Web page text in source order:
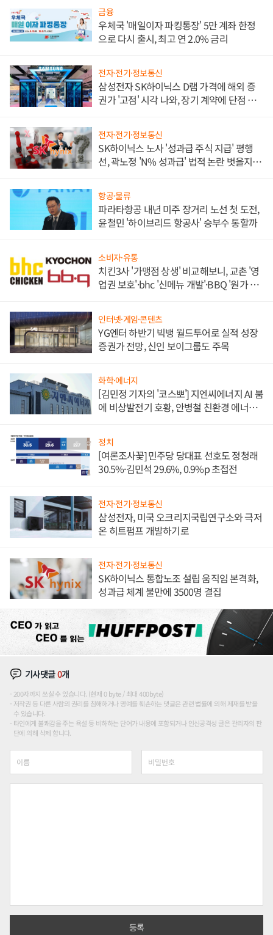
금융
우체국 '매일이자 파킹통장' 5만 계좌 한정
으로 다시 출시, 최고 연 2.0% 금리
전자·전기·정보통신
삼성전자 SK하이닉스 D램 가격에 해외 증
권가 '고점' 시각 나와, 장기 계약에 단점 부
전자·전기·정보통신
SK하이닉스 노사 '성과급 주식 지급' 평행
선, 곽노정 'N% 성과급' 법적 논란 벗을지 주
항공·물류
파라타항공 내년 미주 장거리 노선 첫 도전,
윤철민 '하이브리드 항공사' 승부수 통할까
소비자·유통
치킨3사 '가맹점 상생' 비교해보니, 교촌 '영
업권 보호'·bhc '신메뉴 개발'·BBQ '원가 부
인터넷·게임·콘텐츠
YG엔터 하반기 빅뱅 월드투어로 실적 성장
증권가 전망, 신인 보이그룹도 주목
화학·에너지
[김민정 기자의 '코스뽀'] 지엔씨에너지 AI 붐
에 비상발전기 호황, 안병철 친환경 에너지
정치
[여론조사꽃] 민주당 당대표 선호도 정청래
30.5%·김민석 29.6%, 0.9%p 초접전
전자·전기·정보통신
삼성전자, 미국 오크리지국립연구소와 극저
온 히트펌프 개발하기로
전자·전기·정보통신
SK하이닉스 통합노조 설립 움직임 본격화,
성과급 체계 불만에 3500명 결집
기사댓글0개
200자까지 쓰실 수 있습니다. (현재 0 byte / 최대 400byte)
저작권 등 다른 사람의 권리를 침해하거나 명예를 훼손하는 댓글은 관련 법률에 의해 제재를 받을
수 있습니다.
타인에게 불쾌감을 주는 욕설 등 비하하는 단어가 내용에 포함되거나 인신공격성 글은 관리자의 판
단에 의해 삭제 합니다.